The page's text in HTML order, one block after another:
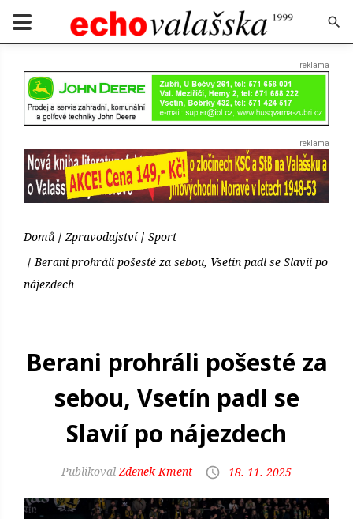
Domů Zpravodajství
Sport
Berani prohráli pošesté za sebou, Vsetín padl se Slavií po
nájezdech
Berani prohráli pošesté za
sebou, Vsetín padl se
Slavií po nájezdech
Zdenek Kment 18. 11. 2025